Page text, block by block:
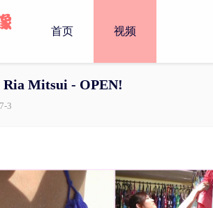
首页 视频
Ria Mitsui - OPEN!
3